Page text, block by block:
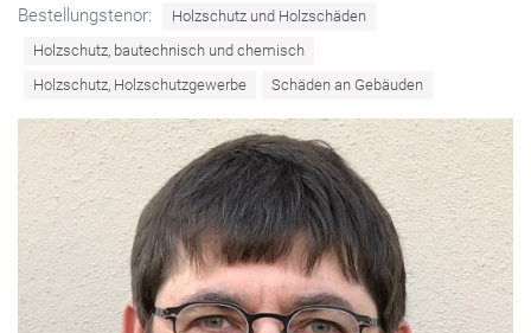
Bestellungstenor:
Holzschutz und Holzschäden
Holzschutz, bautechnisch und chemisch
Holzschutz, Holzschutzgewerbe
Schäden an Gebäuden